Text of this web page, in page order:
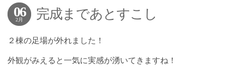
06
2月 完成まであとすこし
２棟の足場が外れました！
外観がみえると一気に実感が湧いてきますね！